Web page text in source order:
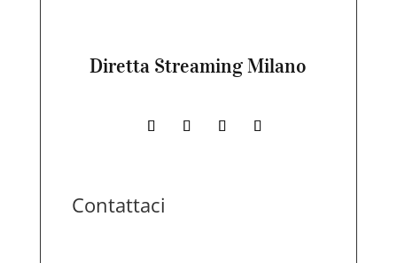
Diretta Streaming Milano
Contattaci